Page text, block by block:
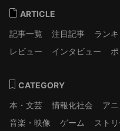
ARTICLE
記事一覧
注目記事 ラン
レビュー
インタビュー
CATEGORY
本・文芸
情報化社会 ア
音楽・映像
ゲーム スト